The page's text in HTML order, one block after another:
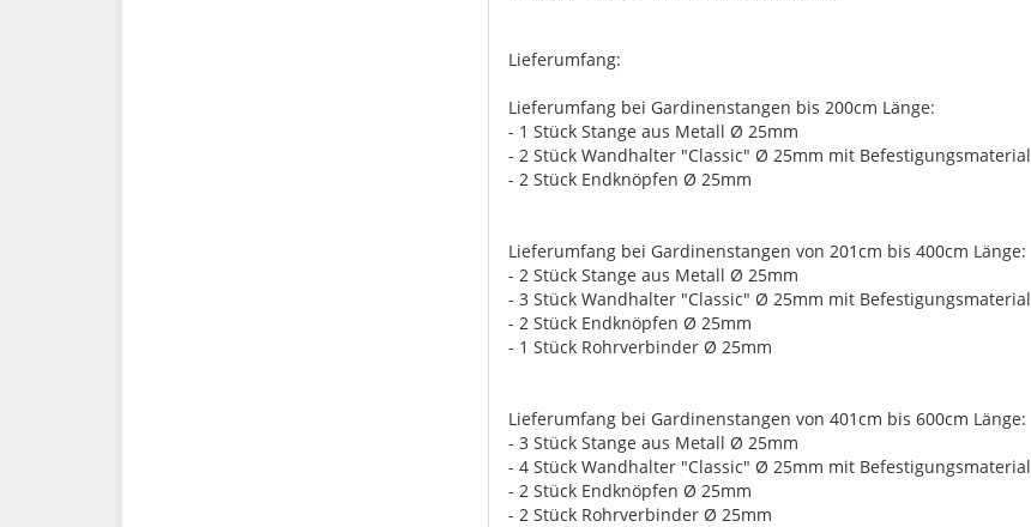
Lieferumfang:
Lieferumfang bei Gardinenstangen bis 200cm Länge:
- 1 Stück Stange aus Metall Ø 25mm
- 2 Stück Wandhalter "Classic" Ø 25mm mit Befestigungsmaterial
- 2 Stück Endknöpfen Ø 25mm
Lieferumfang bei Gardinenstangen von 201cm bis 400cm Länge:
- 2 Stück Stange aus Metall Ø 25mm
- 3 Stück Wandhalter "Classic" Ø 25mm mit Befestigungsmaterial
- 2 Stück Endknöpfen Ø 25mm
- 1 Stück Rohrverbinder Ø 25mm
Lieferumfang bei Gardinenstangen von 401cm bis 600cm Länge:
- 3 Stück Stange aus Metall Ø 25mm
- 4 Stück Wandhalter "Classic" Ø 25mm mit Befestigungsmaterial
- 2 Stück Endknöpfen Ø 25mm
- 2 Stück Rohrverbinder Ø 25mm